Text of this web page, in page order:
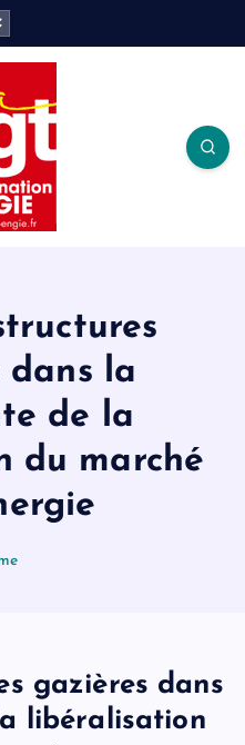
dans la
de la
du marché
gazières dans
libéralisation